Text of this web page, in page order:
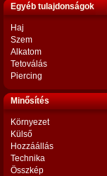
Egyéb tulajdonságok
Haj
Szem
Alkatom
Tetoválás
Piercing
Minősítés
Környezet
Külső
Hozzáállás
Technika
Összkép